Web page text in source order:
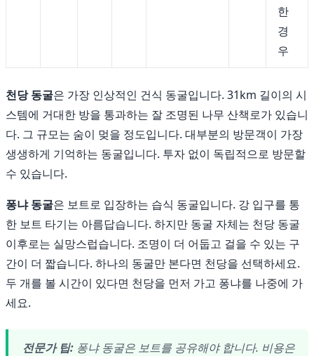
한
경
우
천당 동굴은 가장 인상적인 건식 동굴입니다. 31km 길이의 시
스템에 거대한 방을 통과하는 잘 조명된 나무 산책로가 있습니
다. 그 규모는 숨이 멎을 정도입니다. 대부분의 방문객이 가장
생생하게 기억하는 동굴입니다. 투자 없이 독립적으로 방문할
수 있습니다.
퐁냐 동굴은 보트로 입장하는 습식 동굴입니다. 강 입구를 통
한 보트 타기는 아름답습니다. 하지만 동굴 자체는 천당 동굴
이후로는 실망스럽습니다. 조명이 더 어둡고 걸을 수 있는 구
간이 더 짧습니다. 하나의 동굴만 본다면 천당을 선택하세요.
두 개를 볼 시간이 있다면 천당을 먼저 가고 퐁냐를 나중에 가
세요.
전문가 팁: 퐁냐 동굴은 보트를 공유해야 합니다. 비용은